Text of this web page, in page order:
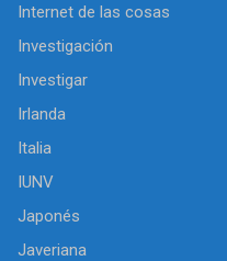
Internet de las cosas
Investigación
Investigar
Irlanda
Italia
IUNV
Japonés
Javeriana